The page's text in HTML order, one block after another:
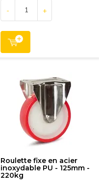
- +
Roulette fixe en acier
inoxydable PU - 125mm -
220kg